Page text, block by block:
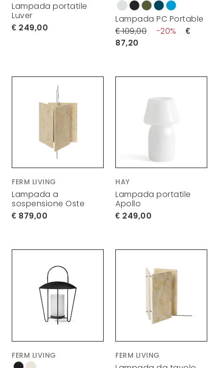
Lampada portatile
Luver
249,00
Lampada PC Portable
109,00
20
87,20
FERM LIVING
Lampada a
sospensione Oste
879,00
HAY
Lampada portatile
Apollo
249,00
FERM LIVING FERM LIVING